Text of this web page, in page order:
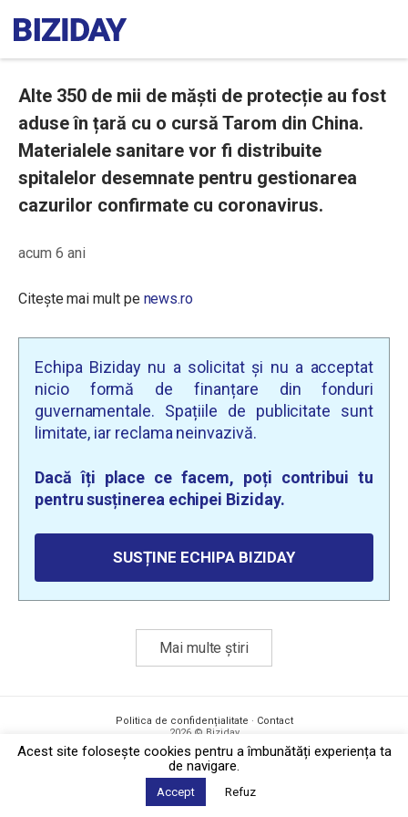
Alte 350 de mii de măşti de protecție au fost
aduse în țară cu o cursă Tarom din China.
Materialele sanitare vor fi distribuite
spitalelor desemnate pentru gestionarea
cazurilor confirmate cu coronavirus.
acum 6 ani
Citește mai mult pe news.ro
Echipa Biziday nu a solicitat și nu a acceptat
nicio formă de finanțare din fonduri
guvernamentale. Spațiile de publicitate sunt
limitate, iar reclama neinvazivă.
Dacă îți place ce facem, poți contribui tu
pentru susținerea echipei Biziday.
SUSȚINE ECHIPA BIZIDAY
Mai multe știri
Politica de confidențialitate · Contact
2026 © Biziday
Acest site foloseşte cookies pentru a îmbunătăți experiența ta
de navigare.
Accept Refuz